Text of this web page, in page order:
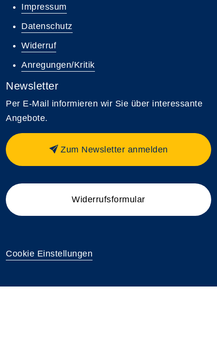
Impressum
Datenschutz
Widerruf
Anregungen/Kritik
Newsletter
Per E-Mail informieren wir Sie über interessante
Angebote.
Zum Newsletter anmelden
Widerrufsformular
Cookie Einstellungen